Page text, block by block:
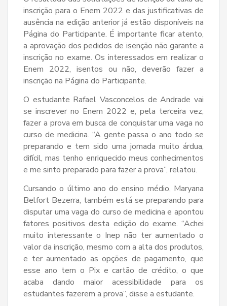
inscrição para o Enem 2022 e das justificativas de
ausência na edição anterior já estão disponíveis na
Página do Participante. É importante ficar atento,
a aprovação dos pedidos de isenção não garante a
inscrição no exame. Os interessados em realizar o
Enem 2022, isentos ou não, deverão fazer a
inscrição na Página do Participante.
O estudante Rafael Vasconcelos de Andrade vai
se inscrever no Enem 2022 e, pela terceira vez,
fazer a prova em busca de conquistar uma vaga no
curso de medicina. “A gente passa o ano todo se
preparando e tem sido uma jornada muito árdua,
difícil, mas tenho enriquecido meus conhecimentos
e me sinto preparado para fazer a prova”, relatou.
Cursando o último ano do ensino médio, Maryana
Belfort Bezerra, também está se preparando para
disputar uma vaga do curso de medicina e apontou
fatores positivos desta edição do exame. “Achei
muito interessante o Inep não ter aumentado o
valor da inscrição, mesmo com a alta dos produtos,
e ter aumentado as opções de pagamento, que
esse ano tem o Pix e cartão de crédito, o que
acaba dando maior acessibilidade para os
estudantes fazerem a prova”, disse a estudante.